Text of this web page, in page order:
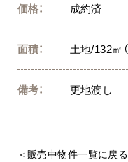
価格： 成約済
面積： 土地/132㎡
備考： 更地渡し
＜販売中物件一覧に戻る